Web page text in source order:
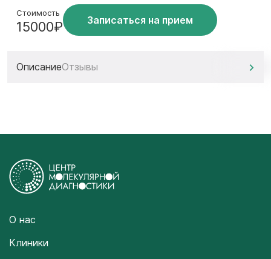
Стоимость
15000₽ Записаться на прием
ОписаниеОтзывы
О нас
Клиники